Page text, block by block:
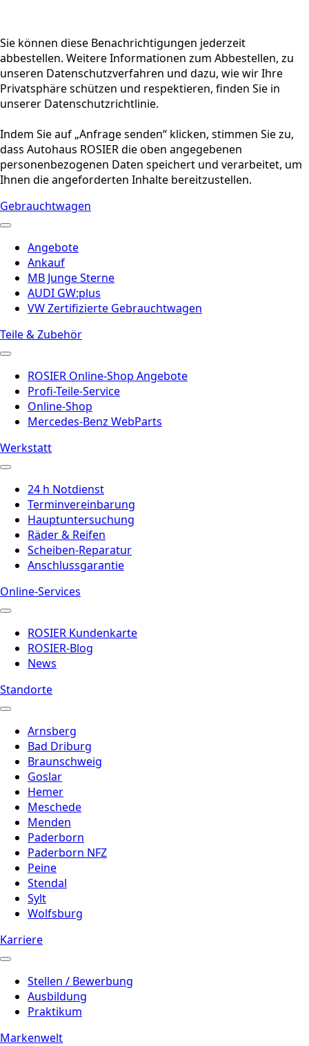
Sie können diese Benachrichtigungen jederzeit
abbestellen. Weitere Informationen zum Abbestellen, zu
unseren Datenschutzverfahren und dazu, wie wir Ihre
Privatsphäre schützen und respektieren, finden Sie in
unserer Datenschutzrichtlinie.
Indem Sie auf „Anfrage senden“ klicken, stimmen Sie zu,
dass Autohaus ROSIER die oben angegebenen
personenbezogenen Daten speichert und verarbeitet, um
Ihnen die angeforderten Inhalte bereitzustellen.
Gebrauchtwagen
Angebote
Ankauf
MB Junge Sterne
AUDI GW:plus
VW Zertifizierte Gebrauchtwagen
Teile & Zubehör
ROSIER Online-Shop Angebote
Profi-Teile-Service
Online-Shop
Mercedes-Benz WebParts
Werkstatt
24 h Notdienst
Terminvereinbarung
Hauptuntersuchung
Räder & Reifen
Scheiben-Reparatur
Anschlussgarantie
Online-Services
ROSIER Kundenkarte
ROSIER-Blog
News
Standorte
Arnsberg
Bad Driburg
Braunschweig
Goslar
Hemer
Meschede
Menden
Paderborn
Paderborn NFZ
Peine
Stendal
Sylt
Wolfsburg
Karriere
Stellen / Bewerbung
Ausbildung
Praktikum
Markenwelt